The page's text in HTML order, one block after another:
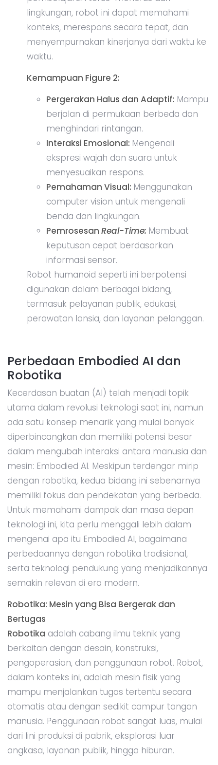
lingkungan, robot ini dapat memahami
konteks, merespons secara tepat, dan
menyempurnakan kinerjanya dari waktu ke
waktu.
Kemampuan Figure 2:
Pergerakan Halus dan Adaptif: Mampu
berjalan di permukaan berbeda dan
menghindari rintangan.
Interaksi Emosional: Mengenali
ekspresi wajah dan suara untuk
menyesuaikan respons.
Pemahaman Visual: Menggunakan
computer vision untuk mengenali
benda dan lingkungan.
Pemrosesan Real-Time: Membuat
keputusan cepat berdasarkan
informasi sensor.
Robot humanoid seperti ini berpotensi
digunakan dalam berbagai bidang,
termasuk pelayanan publik, edukasi,
perawatan lansia, dan layanan pelanggan.
Perbedaan Embodied AI dan
Robotika
Kecerdasan buatan (AI) telah menjadi topik
utama dalam revolusi teknologi saat ini, namun
ada satu konsep menarik yang mulai banyak
diperbincangkan dan memiliki potensi besar
dalam mengubah interaksi antara manusia dan
mesin: Embodied AI. Meskipun terdengar mirip
dengan robotika, kedua bidang ini sebenarnya
memiliki fokus dan pendekatan yang berbeda.
Untuk memahami dampak dan masa depan
teknologi ini, kita perlu menggali lebih dalam
mengenai apa itu Embodied AI, bagaimana
perbedaannya dengan robotika tradisional,
serta teknologi pendukung yang menjadikannya
semakin relevan di era modern.
Robotika: Mesin yang Bisa Bergerak dan
Bertugas
Robotika adalah cabang ilmu teknik yang
berkaitan dengan desain, konstruksi,
pengoperasian, dan penggunaan robot. Robot,
dalam konteks ini, adalah mesin fisik yang
mampu menjalankan tugas tertentu secara
otomatis atau dengan sedikit campur tangan
manusia. Penggunaan robot sangat luas, mulai
dari lini produksi di pabrik, eksplorasi luar
angkasa, layanan publik, hingga hiburan.